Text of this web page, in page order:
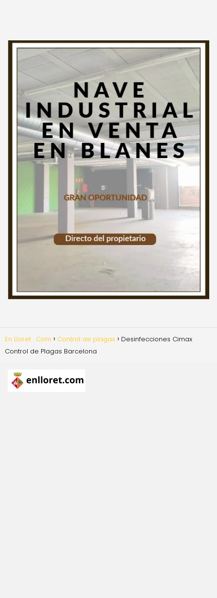
En Lloret . Com Control de plagas
Desinfecciones Cimax
Control de Plagas Barcelona